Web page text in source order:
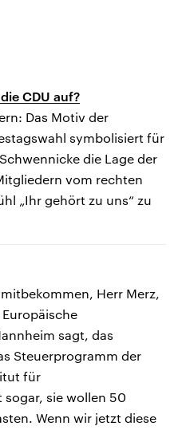
CDU auf?
Das Motiv der
symbolisiert für
die Lage der
vom rechten
„Ihr gehört zu uns“ zu
Herr Merz,
sagt, das
Steuerprogramm der
für
sie wollen 50
Wenn wir jetzt diese